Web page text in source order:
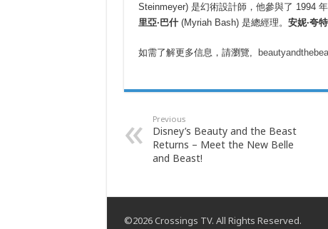
Steinmeyer) 是幻術設計師，他參與了 1994
里亞·巴什(Myriah Bash) 是總經理。 安妮·夸特
如需了解更多信息，請瀏覽,
Previous
Disney’s Beauty and the Beast
Returns – Meet the New Belle
and Beast!
©2026 Crossings TV. All Rights Reserved.